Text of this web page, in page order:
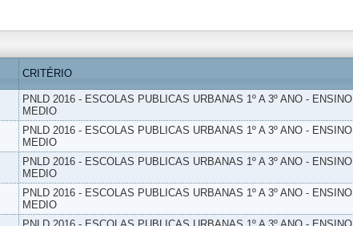
CRITÉRIO
PNLD 2016 - ESCOLAS PUBLICAS URBANAS 1º A 3º ANO - ENSINO
MEDIO
PNLD 2016 - ESCOLAS PUBLICAS URBANAS 1º A 3º ANO - ENSINO
MEDIO
PNLD 2016 - ESCOLAS PUBLICAS URBANAS 1º A 3º ANO - ENSINO
MEDIO
PNLD 2016 - ESCOLAS PUBLICAS URBANAS 1º A 3º ANO - ENSINO
MEDIO